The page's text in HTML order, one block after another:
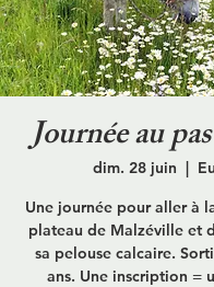
Journée au
dim. 28 juin
  |
Une journée pour aller à
plateau de Malzéville et
sa pelouse calcaire.
ans. Une inscription =